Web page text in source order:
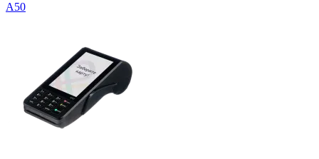
A50